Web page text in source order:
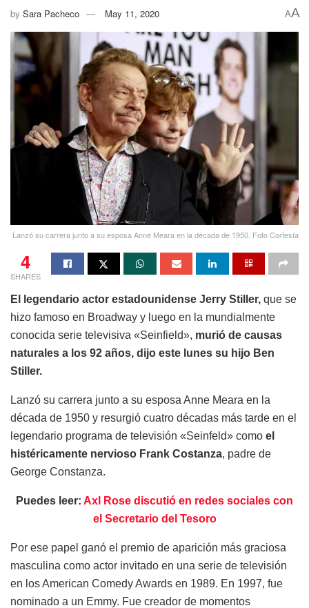
by Sara Pacheco May 11, 2020 AA
Lanzó su carrera junto a su esposa Anne Meara en la década de 1950. Foto Cortesía
4
SHARES
El legendario actor estadounidense Jerry Stiller, que se
hizo famoso en Broadway y luego en la mundialmente
conocida serie televisiva «Seinfield», murió de causas
naturales a los 92 años, dijo este lunes su hijo Ben
Stiller.
Lanzó su carrera junto a su esposa Anne Meara en la
década de 1950 y resurgió cuatro décadas más tarde en el
legendario programa de televisión «Seinfeld» como el
histéricamente nervioso Frank Costanza, padre de
George Constanza.
Puedes leer: Axl Rose discutió en redes sociales con
el Secretario del Tesoro
Por ese papel ganó el premio de aparición más graciosa
masculina como actor invitado en una serie de televisión
en los American Comedy Awards en 1989. En 1997, fue
nominado a un Emmy. Fue creador de momentos